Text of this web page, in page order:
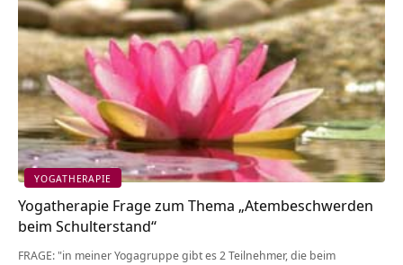
YOGATHERAPIE
Yogatherapie Frage zum Thema „Atembeschwerden
beim Schulterstand“
FRAGE: "in meiner Yogagruppe gibt es 2 Teilnehmer, die beim